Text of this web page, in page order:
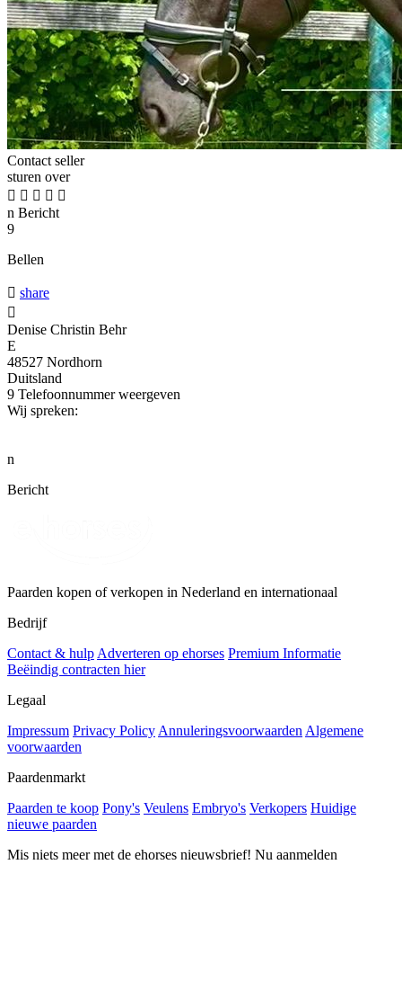
Contact seller
sturen over
    
n Bericht
9
Bellen
 share

Denise Christin Behr
E
48527 Nordhorn
Duitsland
9 Telefoonnummer weergeven
Wij spreken:
n
Bericht
Paarden kopen of verkopen in Nederland en internationaal
Bedrijf
Contact & hulp Adverteren op ehorses Premium Informatie
Beëindig contracten hier
Legaal
Impressum Privacy Policy Annuleringsvoorwaarden Algemene
voorwaarden
Paardenmarkt
Paarden te koop Pony's Veulens Embryo's Verkopers Huidige
nieuwe paarden
Mis niets meer met de ehorses nieuwsbrief! Nu aanmelden